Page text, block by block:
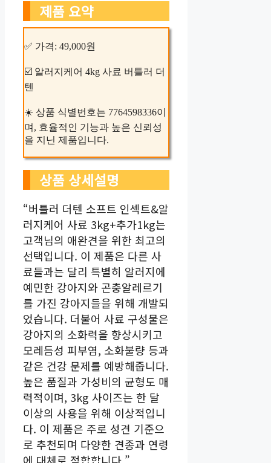
제품 요약
✅ 가격: 49,000원
☑️ 알러지케어 4kg 사료 버틀러 더
텐
☀️ 상품 식별번호는 7764598336이
며, 효율적인 기능과 높은 신뢰성
을 지닌 제품입니다.
상품 상세설명
“버틀러 더텐 소프트 인섹트&알
러지케어 사료 3kg+추가1kg는
고객님의 애완견을 위한 최고의
선택입니다. 이 제품은 다른 사
료들과는 달리 특별히 알러지에
예민한 강아지와 곤충알레르기
를 가진 강아지들을 위해 개발되
었습니다. 더불어 사료 구성물은
강아지의 소화력을 향상시키고
모레듬성 피부염, 소화불량 등과
같은 건강 문제를 예방해줍니다.
높은 품질과 가성비의 균형도 매
력적이며, 3kg 사이즈는 한 달
이상의 사용을 위해 이상적입니
다. 이 제품은 주로 성견 기준으
로 추천되며 다양한 견종과 연령